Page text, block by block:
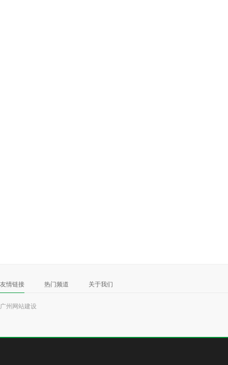
友情链接 热门频道 关于我们
广州网站建设